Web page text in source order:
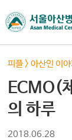
피플>아산인 이야
ECMO(
의 하루
2018.06.28